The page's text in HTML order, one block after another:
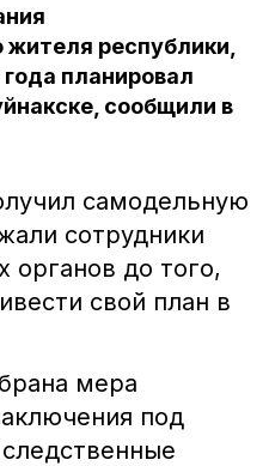
республики,
планировал
сообщили в
самодельную
сотрудники
органов до того,
свой план в
мера
под